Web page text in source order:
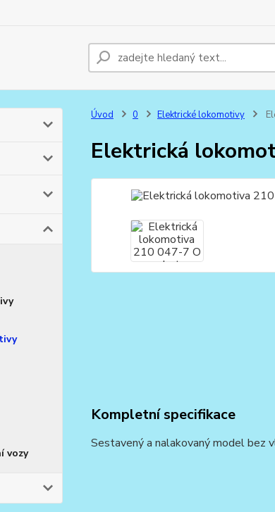
vozy
Úvod 0 Elektrické lokomotivy
Elektrická
Kompletní specifikace
Sestavený a nalakovaný model bez